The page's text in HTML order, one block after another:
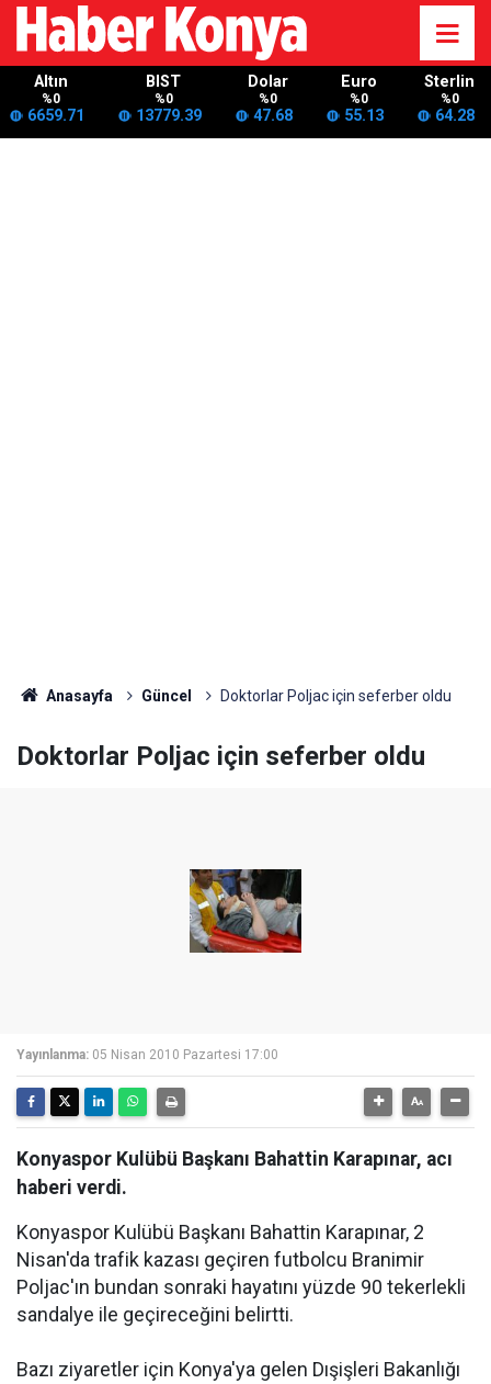
Altın
%0
6659.71
BIST
%0
13779.39
Dolar
%0
47.68
Euro
%0
55.13
Sterlin
%0
64.28
Anasayfa Güncel Doktorlar Poljac için seferber oldu
Doktorlar Poljac için seferber oldu
Yayınlanma: 05 Nisan 2010 Pazartesi 17:00
Konyaspor Kulübü Başkanı Bahattin Karapınar, acı
haberi verdi.
Konyaspor Kulübü Başkanı Bahattin Karapınar, 2
Nisan'da trafik kazası geçiren futbolcu Branimir
Poljac'ın bundan sonraki hayatını yüzde 90 tekerlekli
sandalye ile geçireceğini belirtti.
Bazı ziyaretler için Konya'ya gelen Dışişleri Bakanlığı